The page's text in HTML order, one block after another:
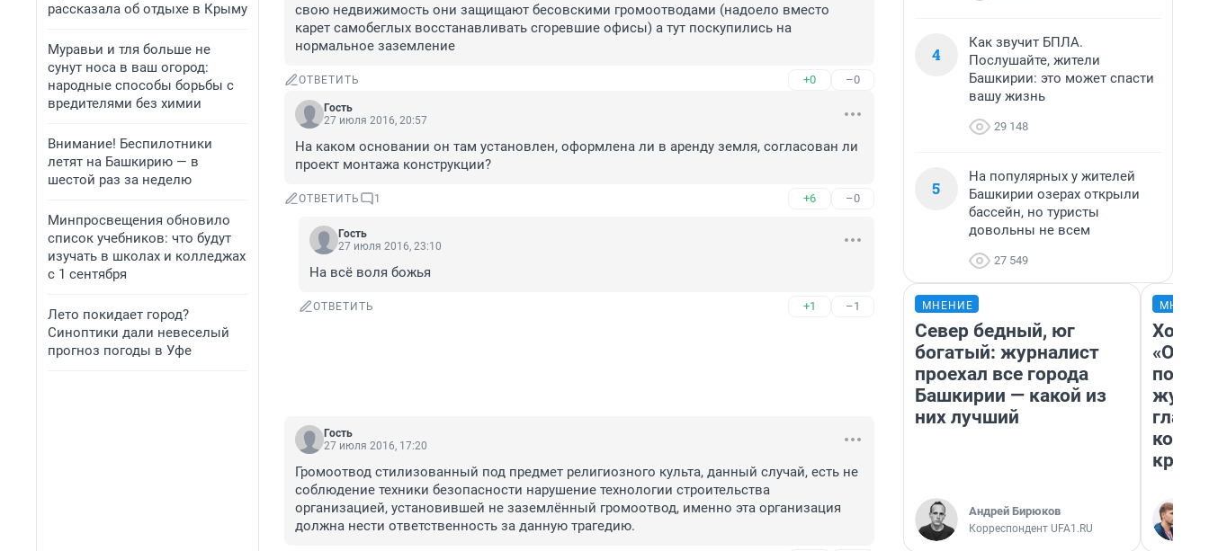
рассказала об отдыхе в Крыму
Муравьи и тля больше не
сунут носа в ваш огород:
народные способы борьбы с
вредителями без химии
Внимание! Беспилотники
летят на Башкирию — в
шестой раз за неделю
Минпросвещения обновило
список учебников: что будут
изучать в школах и колледжах
с 1 сентября
Лето покидает город?
Синоптики дали невеселый
прогноз погоды в Уфе
свою недвижимость они защищают бесовскими громоотводами (надоело вместо
карет самобеглых восстанавливать сгоревшие офисы) а тут поскупились на
нормальное заземление
ОТВЕТИТЬ +0 –0
Гость
27 июля 2016, 20:57
На каком основании он там установлен, оформлена ли в аренду земля, согласован ли
проект монтажа конструкции?
ОТВЕТИТЬ 1 +6 –0
Гость
27 июля 2016, 23:10
На всё воля божья
ОТВЕТИТЬ +1 –1
Гость
27 июля 2016, 17:20
Громоотвод стилизованный под предмет религиозного культа, данный случай, есть не
соблюдение техники безопасности нарушение технологии строительства
организацией, установившей не заземлённый громоотвод, именно эта организация
должна нести ответственность за данную трагедию.
4
Как звучит БПЛА.
Послушайте, жители
Башкирии: это может спасти
вашу жизнь
29 148
5
На популярных у жителей
Башкирии озерах открыли
бассейн, но туристы
довольны не всем
27 549
МНЕНИЕ
Север бедный, юг
богатый: журналист
проехал все города
Башкирии — какой из
них лучший
Андрей Бирюков
Корреспондент UFA1.RU
Хоть